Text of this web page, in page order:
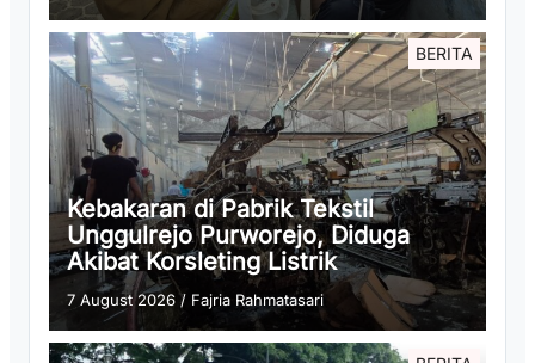
BERITA
Kebakaran di Pabrik Tekstil
Unggulrejo Purworejo, Diduga
Akibat Korsleting Listrik
7 August 2026/ Fajria Rahmatasari